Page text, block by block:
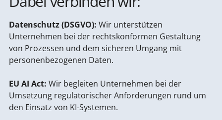
Datenschutz (DSGVO): Wir unterstützen
Unternehmen bei der rechtskonformen Gestaltung
von Prozessen und dem sicheren Umgang mit
personenbezogenen Daten.
EU AI Act: Wir begleiten Unternehmen bei der
Umsetzung regulatorischer Anforderungen rund um
den Einsatz von KI-Systemen.